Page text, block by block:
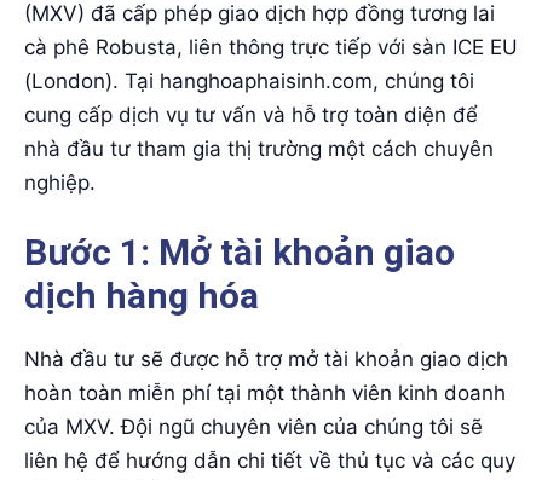
(MXV) đã cấp phép giao dịch hợp đồng tương lai
cà phê Robusta, liên thông trực tiếp với sàn ICE EU
(London). Tại hanghoaphaisinh.com, chúng tôi
cung cấp dịch vụ tư vấn và hỗ trợ toàn diện để
nhà đầu tư tham gia thị trường một cách chuyên
nghiệp.
Bước 1: Mở tài khoản giao
dịch hàng hóa
Nhà đầu tư sẽ được hỗ trợ mở tài khoản giao dịch
hoàn toàn miễn phí tại một thành viên kinh doanh
của MXV. Đội ngũ chuyên viên của chúng tôi sẽ
liên hệ để hướng dẫn chi tiết về thủ tục và các quy